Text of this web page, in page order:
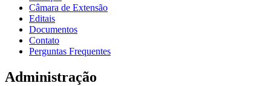
Câmara de Extensão
Editais
Documentos
Contato
Perguntas Frequentes
Administração